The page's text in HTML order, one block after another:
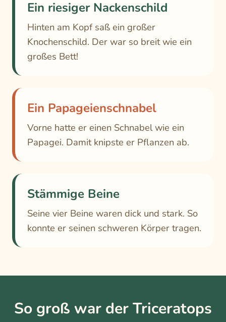
Ein riesiger Nackenschild
Hinten am Kopf saß ein großer
Knochenschild. Der war so breit wie ein
großes Bett!
Ein Papageienschnabel
Vorne hatte er einen Schnabel wie ein
Papagei. Damit knipste er Pflanzen ab.
Stämmige Beine
Seine vier Beine waren dick und stark. So
konnte er seinen schweren Körper tragen.
So groß war der Triceratops